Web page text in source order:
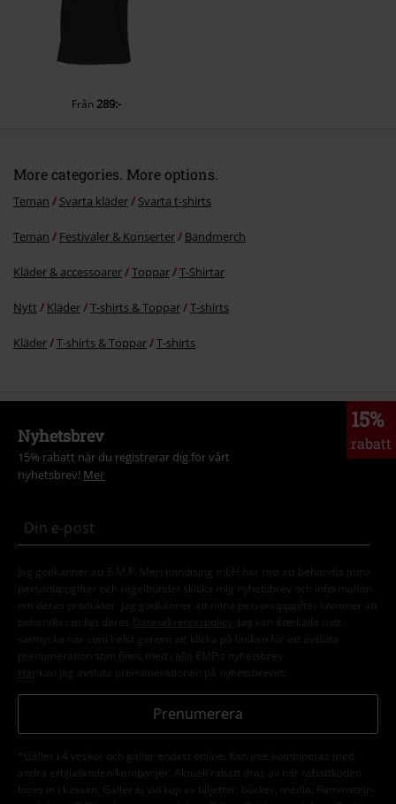
Skicka kommentar
Från 289:-
More categories. More options.
Teman Svarta kläder Svarta t-shirts
Teman Festivaler & Konserter Bandmerch
Kläder & accessoarer Toppar T-Shirtar
Nytt Kläder T-shirts & Toppar T-shirts
Kläder T-shirts & Toppar T-shirts
15%
rabatt
Nyhetsbrev
15% rabatt när du registrerar dig för vårt
nyhetsbrev! Mer
Jag godkänner att E.M.P. Merchandising mbH har rätt att behandla mina
personuppgifter och regelbundet skicka mig nyhetsbrev och information
om deras produkter. Jag godkänner att mina personuppgifter kommer att
behandlas enligt deras
Datasekretesspolicy
. Jag kan återkalla mitt
samtycke när som helst genom att klicka på länken för att avsluta
prenumeration som finns med i alla EMP:s nyhetsbrev.
Här kan jag avsluta prenumerationen på nyhetsbrevet.
Prenumerera
*Gäller i 4 veckor och gäller endast online. Kan inte kombineras med
andra erbjudanden/kampanjer. Aktuell rabatt dras av när rabattkoden
löses in i kassan. Gäller ej vid köp av biljetter, böcker, media, Rammstein-